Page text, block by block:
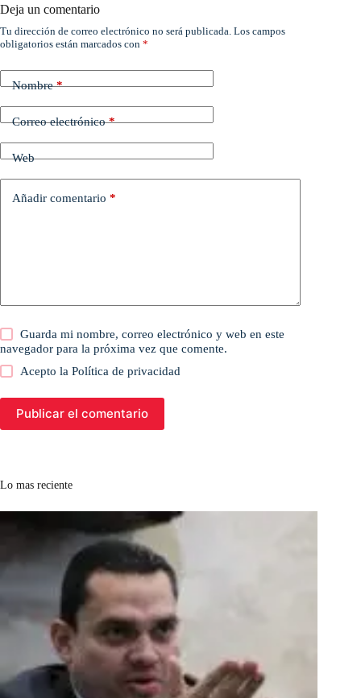
Deja un comentario
Tu dirección de correo electrónico no será publicada. Los campos
obligatorios están marcados con *
Nombre*
Correo electrónico*
Web
Añadir comentario *
Guarda mi nombre, correo electrónico y web en este
navegador para la próxima vez que comente.
Acepto laPolítica de privacidad
Publicar el comentario
Lo mas reciente